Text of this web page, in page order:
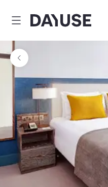
Dayuse